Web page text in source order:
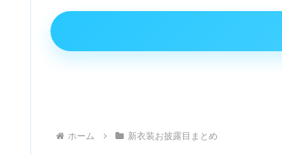
ホーム 新衣装お披露目まとめ